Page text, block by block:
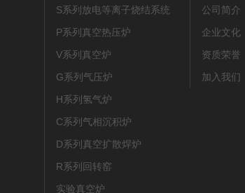
S系列放电等离子烧结系统
P系列真空热压炉
V系列真空炉
G系列气压炉
H系列氢气炉
C系列气相沉积炉
D系列真空扩散焊炉
R系列回转窑
实验真空炉
公司简介
企业文化
资质荣誉
加入我们